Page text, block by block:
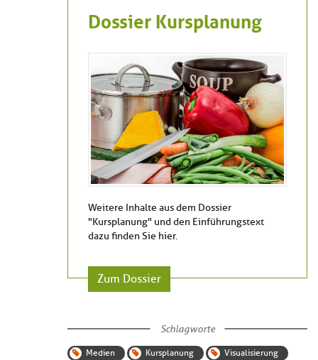
Dossier Kursplanung
Weitere Inhalte aus dem Dossier
"Kursplanung" und den Einführungstext
dazu finden Sie hier.
Zum Dossier
Schlagworte
Medien Kursplanung
Visualisierung